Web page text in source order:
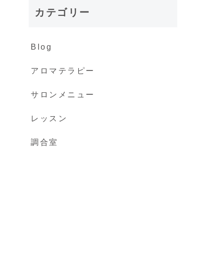
カテゴリー
Blog
アロマテラピー
サロンメニュー
レッスン
調合室